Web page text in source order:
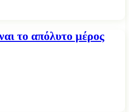
το απόλυτο μέρος